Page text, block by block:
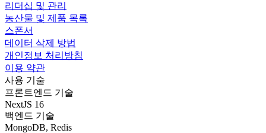
리더십 및 관리
농산물 및 제품 목록
스폰서
데이터 삭제 방법
개인정보 처리방침
이용 약관
사용 기술
프론트엔드 기술
NextJS 16
백엔드 기술
MongoDB, Redis